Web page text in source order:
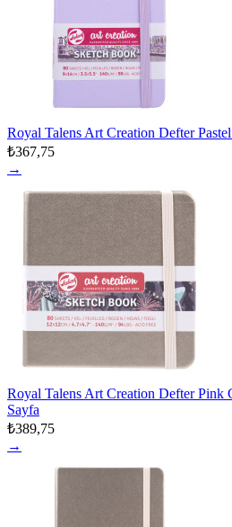
Royal Talens Art Creation Defter
₺367,75
→
Royal Talens Art Creation Defter Pink
Sayfa
₺389,75
→